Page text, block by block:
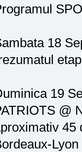
18
19
@
45